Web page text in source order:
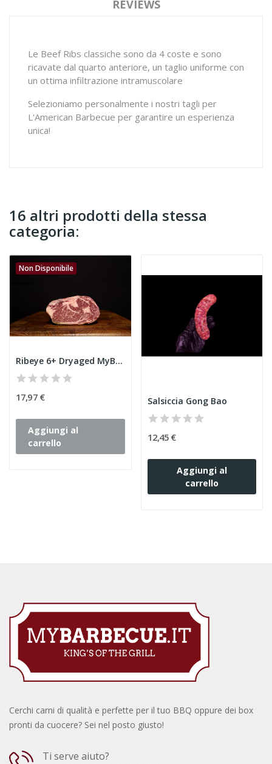
REVIEWS
Le Beef Ribs classiche sono da 4 coste e sono
ricavate dal quarto anteriore, un taglio uniforme con
un ottima infiltrazione intramuscolare
Selezioniamo personalmente i nostri tagli per
L'American Barbecue per garantire un esperienza
unica!
16 altri prodotti della stessa
categoria:
Non Disponibile
Ribeye 6+ Dryaged MyBarbecue
17,97 €
Aggiungi al
carrello
Salsiccia Gong Bao
12,45 €
Aggiungi al
carrello
Cerchi carni di qualità e perfette per il tuo BBQ oppure dei box
pronti da cuocere? Sei nel posto giusto!
Ti serve aiuto?